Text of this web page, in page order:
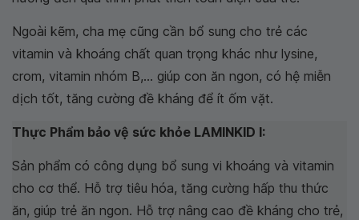
Ngoài kẽm, cha mẹ cũng cần bổ sung cho trẻ các
vitamin và khoáng chất quan trọng khác như lysine,
crom, vitamin nhóm B,... giúp con ăn ngon, có hệ miễn
dịch tốt, tăng cường đề kháng để ít ốm vặt.
Thực Phẩm bảo vệ sức khỏe LAMINKID I:
Sản phẩm có công dụng bổ sung vi khoáng và vitamin
cho cơ thể. Hỗ trợ tiêu hóa, tăng cường hấp thu thức
ăn, giúp trẻ ăn ngon. Hỗ trợ nâng cao đề kháng cho trẻ,